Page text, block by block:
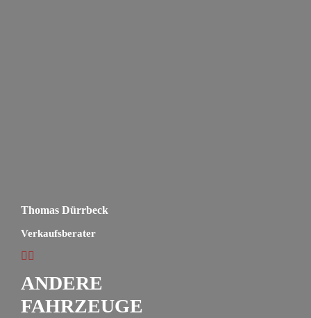
Thomas Dürrbeck
Verkaufsberater
ANDERE
FAHRZEUGE